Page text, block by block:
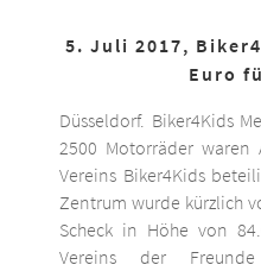
5. Juli 2017,
Euro
Düsseldorf. Biker4Kids
2500 Motorräder
Vereins Biker4Kids
Zentrum wurde kürzlich
Scheck in Höhe von
Vereins der